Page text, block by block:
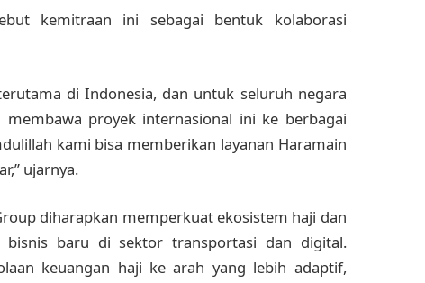
kemitraan ini sebagai bentuk kolaborasi
di Indonesia, dan untuk seluruh negara
proyek internasional ini ke berbagai
kami bisa memberikan layanan Haramain
ujarnya.
diharapkan memperkuat ekosistem haji dan
bisnis baru di sektor transportasi dan digital.
keuangan haji ke arah yang lebih adaptif,